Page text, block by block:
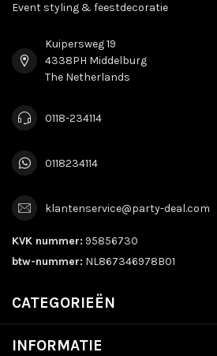
Event styling & feestdecoratie
Kuipersweg 19
4338PH Middelburg
The Netherlands
0118-234114
0118234114
klantenservice@party-deal.com
KVK nummer: 95856730
btw-nummer: NL867346978B01
CATEGORIEËN
INFORMATIE